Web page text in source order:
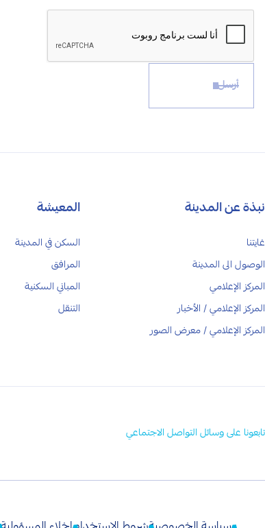
أرسل
نبذة عن المدينة
غايتنا
الوصول الى المدينة
المركز الإعلامي
المركز الإعلامي/ الأخبار
المركز الإعلامي/معرض الصور
المعيشة
السكن في المدينة
المرافق
المباني السكنية
التنقل
تابعونا على وسائل التواصل الاجتماعي